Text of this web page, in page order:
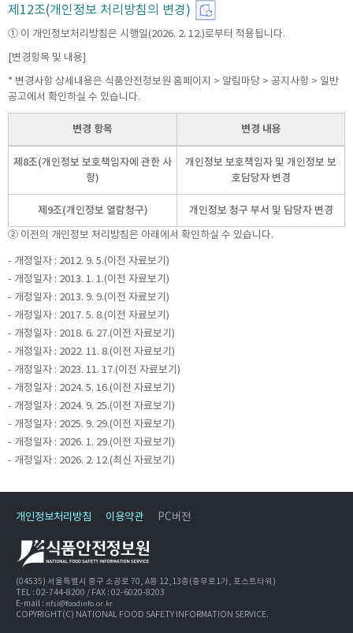
제12조(개인정보 처리방침의 변경)
① 이 개인정보처리방침은 시행일(2026. 2. 12.)로부터 적용됩니다.
[변경항목 및 내용]
* 변경사항 상세내용은 식품안전정보원 홈페이지 > 알림마당 > 공지사항 > 일반
공고에서 확인하실 수 있습니다.
변경 항목 변경 내용
제8조(개인정보 보호책임자에 관한 사
항)
개인정보 보호책임자 및 개인정보 보
호담당자 변경
제9조(개인정보 열람청구)
개인정보 청구 부서 및 담당자 변경
② 이전의 개인정보 처리방침은 아래에서 확인하실 수 있습니다.
- 개정일자 : 2012. 9. 5.(이전 자료보기)
- 개정일자 : 2013. 1. 1.(이전 자료보기)
- 개정일자 : 2013. 9. 9.(이전 자료보기)
- 개정일자 : 2017. 5. 8.(이전 자료보기)
- 개정일자 : 2018. 6. 27.(이전 자료보기)
- 개정일자 : 2022. 11. 8.(이전 자료보기)
- 개정일자 : 2023. 11. 17.(이전 자료보기)
- 개정일자 : 2024. 5. 16.(이전 자료보기)
- 개정일자 : 2024. 9. 25.(이전 자료보기)
- 개정일자 : 2025. 9. 29.(이전 자료보기)
- 개정일자 : 2026. 1. 29.(이전 자료보기)
- 개정일자 : 2026. 2. 12.(최신 자료보기)
개인정보처리방침 이용약관 PC버전
(04535) 서울특별시 중구 소공로 70, A동 12,13층(충무로1가, 포스트타워)
TEL : 02-744-8200 / FAX : 02-6020-8203
E-mail : nfsi@foodinfo.or.kr
COPYRIGHT(C) NATIONAL FOOD SAFETY INFORMATION SERVICE.